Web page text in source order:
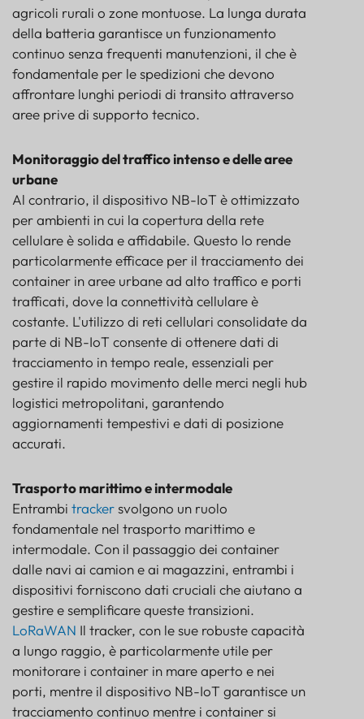
agricoli rurali o zone montuose. La lunga durata
della batteria garantisce un funzionamento
continuo senza frequenti manutenzioni, il che è
fondamentale per le spedizioni che devono
affrontare lunghi periodi di transito attraverso
aree prive di supporto tecnico.
Monitoraggio del traffico intenso e delle aree
urbane
Al contrario, il dispositivo NB-IoT è ottimizzato
per ambienti in cui la copertura della rete
cellulare è solida e affidabile. Questo lo rende
particolarmente efficace per il tracciamento dei
container in aree urbane ad alto traffico e porti
trafficati, dove la connettività cellulare è
costante. L'utilizzo di reti cellulari consolidate da
parte di NB-IoT consente di ottenere dati di
tracciamento in tempo reale, essenziali per
gestire il rapido movimento delle merci negli hub
logistici metropolitani, garantendo
aggiornamenti tempestivi e dati di posizione
accurati.
Trasporto marittimo e intermodale
Entrambi trackersvolgono un ruolo
fondamentale nel trasporto marittimo e
intermodale. Con il passaggio dei container
dalle navi ai camion e ai magazzini, entrambi i
dispositivi forniscono dati cruciali che aiutano a
gestire e semplificare queste transizioni.
LoRaWAN Il tracker, con le sue robuste capacità
a lungo raggio, è particolarmente utile per
monitorare i container in mare aperto e nei
porti, mentre il dispositivo NB-IoT garantisce un
tracciamento continuo mentre i container si